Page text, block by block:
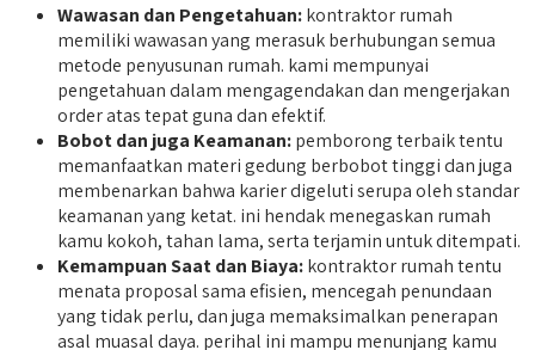
Wawasan dan Pengetahuan:kontraktor rumah
memiliki wawasan yang merasuk berhubungan semua
metode penyusunan rumah. kami mempunyai
pengetahuan dalam mengagendakan dan mengerjakan
order atas tepat guna dan efektif.
Bobot dan juga Keamanan:pemborong terbaik tentu
memanfaatkan materi gedung berbobot tinggi dan juga
membenarkan bahwa karier digeluti serupa oleh standar
keamanan yang ketat. ini hendak menegaskan rumah
kamu kokoh, tahan lama, serta terjamin untuk ditempati.
Kemampuan Saat dan Biaya:kontraktor rumah tentu
menata proposal sama efisien, mencegah penundaan
yang tidak perlu, dan juga memaksimalkan penerapan
asal muasal daya. perihal ini mampu menunjang kamu